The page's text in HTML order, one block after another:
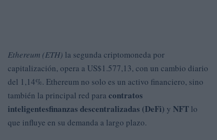
Ethereum (ETH) la segunda criptomoneda por
capitalización, opera a US$1.577,13, con un cambio diario
del 1,14%. Ethereum no solo es un activo financiero, sino
también la principal red para contratos
inteligentesfinanzas descentralizadas (DeFi) y NFT lo
que influye en su demanda a largo plazo.